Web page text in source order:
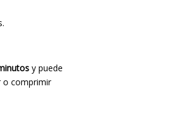
y puede
o comprimir